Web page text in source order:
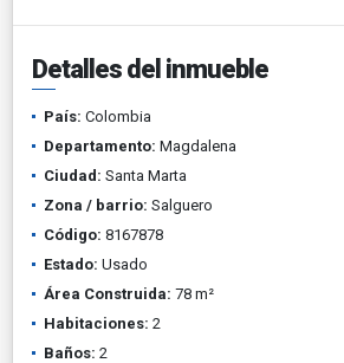
Detalles del inmueble
País: Colombia
Departamento: Magdalena
Ciudad: Santa Marta
Zona / barrio: Salguero
Código: 8167878
Estado: Usado
Área Construida: 78 m²
Habitaciones: 2
Baños: 2